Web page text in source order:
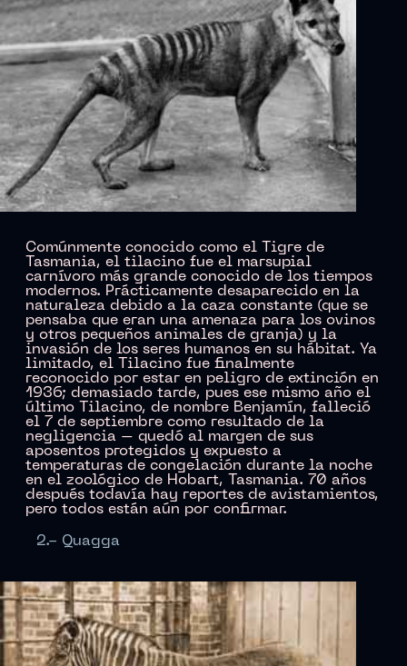
Comúnmente conocido como el Tigre de
Tasmania, el tilacino fue el marsupial
carnívoro más grande conocido de los tiempos
modernos. Prácticamente desaparecido en la
naturaleza debido a la caza constante (que se
pensaba que eran una amenaza para los ovinos
y otros pequeños animales de granja) y la
invasión de los seres humanos en su hábitat. Ya
limitado, el Tilacino fue finalmente
reconocido por estar en peligro de extinción en
1936; demasiado tarde, pues ese mismo año el
último Tilacino, de nombre Benjamín, falleció
el 7 de septiembre como resultado de la
negligencia – quedó al margen de sus
aposentos protegidos y expuesto a
temperaturas de congelación durante la noche
en el zoológico de Hobart, Tasmania. 70 años
después todavía hay reportes de avistamientos,
pero todos están aún por confirmar.
2.- Quagga